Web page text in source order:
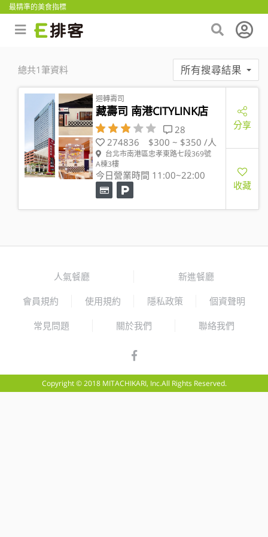
最精準的美食指標
總共1筆資料 所有搜尋結果
迴轉壽司
藏壽司 南港CITYLINK店
28
274836
$300 ~ $350 /人
台北市南港區忠孝東路七段369號
A棟3樓
今日營業時間 11:00~22:00
分享
收藏
人氣餐廳 新進餐廳
會員規約 使用規約 隱私政策 個資聲明
常見問題 關於我們 聯絡我們
Copyright © 2018 MITACHIKARI, Inc.All Rights Reserved.